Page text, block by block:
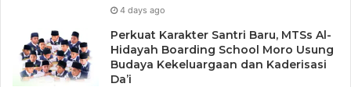
4 days ago
Perkuat Karakter Santri Baru, MTSs Al-
Hidayah Boarding School Moro Usung
Budaya Kekeluargaan dan Kaderisasi
Da’i